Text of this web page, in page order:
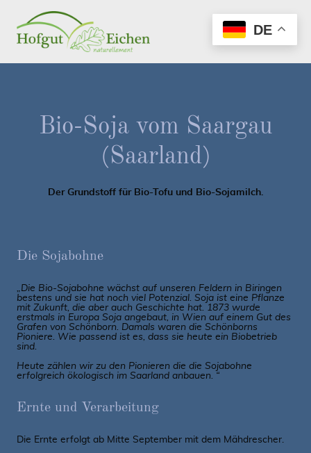
Bio-Soja vom Saargau
(Saarland)
Der Grundstoff für Bio-Tofu und Bio-Sojamilch.
Die Sojabohne
„Die Bio-Sojabohne wächst auf unseren Feldern in Biringen
bestens und sie hat noch viel Potenzial. Soja ist eine Pflanze
mit Zukunft, die aber auch Geschichte hat. 1873 wurde
erstmals in Europa Soja angebaut, in Wien auf einem Gut des
Grafen von Schönborn. Damals waren die Schönborns
Pioniere. Wie passend ist es, dass sie heute ein Biobetrieb
sind.
Heute zählen wir zu den Pionieren die die Sojabohne
erfolgreich ökologisch im Saarland anbauen. “
Ernte und Verarbeitung
Die Ernte erfolgt ab Mitte September mit dem Mähdrescher.
DE